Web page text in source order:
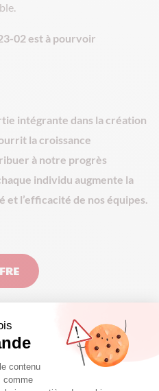
02 est à pourvoir
intégrante dans la création
la croissance
à notre progrès
individu augmente la
l’efficacité de nos équipes.